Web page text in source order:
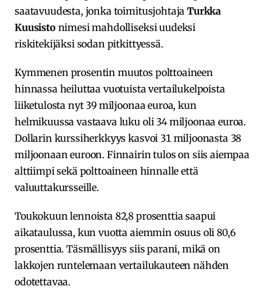
saatavuudesta, jonka toimitusjohtajaTurkka
Kuusisto nimesi mahdolliseksi uudeksi
riskitekijäksi sodan pitkittyessä.
Kymmenen prosentin muutos polttoaineen
hinnassa heiluttaa vuotuista vertailukelpoista
liiketulosta nyt 39 miljoonaa euroa, kun
helmikuussa vastaava luku oli 34 miljoonaa euroa.
Dollarin kurssiherkkyys kasvoi 31 miljoonasta 38
miljoonaan euroon. Finnairin tulos on siis aiempaa
alttiimpi sekä polttoaineen hinnalle että
valuuttakursseille.
Toukokuun lennoista 82,8 prosenttia saapui
aikataulussa, kun vuotta aiemmin osuus oli 80,6
prosenttia. Täsmällisyys siis parani, mikä on
lakkojen runtelemaan vertailukauteen nähden
odotettavaa.